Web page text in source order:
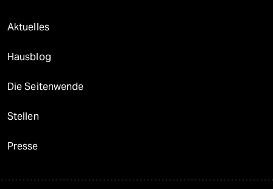
Aktuelles
Hausblog
Die Seitenwende
Stellen
Presse